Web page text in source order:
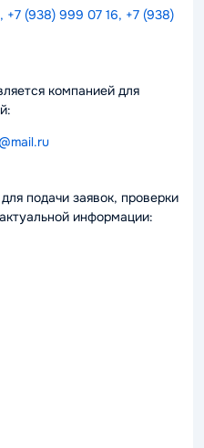
+7 (938) 999 07 16, +7 (938)
компанией для
подачи заявок, проверки
информации: